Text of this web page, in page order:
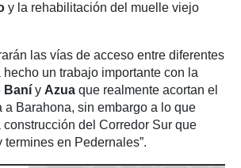
y la rehabilitación del muelle viejo
las vías de acceso entre diferentes
hecho un trabajo importante con la
Baní y Azua que realmente acortan el
a Barahona, sin embargo a lo que
del Corredor Sur que
en Pedernales”.